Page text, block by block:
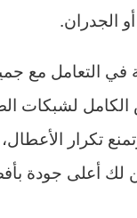
الجدران.
في التعامل مع
لشبكات
تكرار
لك أعلى جودة